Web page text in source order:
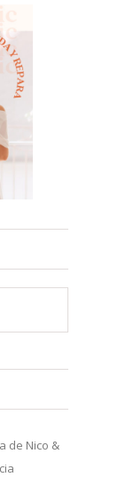
de Nico &